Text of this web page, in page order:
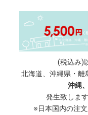
(税込み)
北海道、沖縄県・離
沖縄
発生致しま
※日本国内の注